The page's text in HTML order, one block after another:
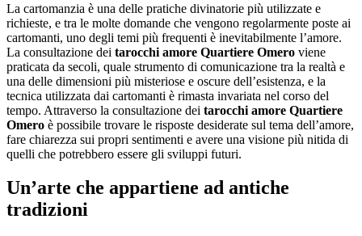
La cartomanzia è una delle pratiche divinatorie più utilizzate e
richieste, e tra le molte domande che vengono regolarmente poste ai
cartomanti, uno degli temi più frequenti è inevitabilmente l’amore.
La consultazione dei tarocchi amore Quartiere Omero viene
praticata da secoli, quale strumento di comunicazione tra la realtà e
una delle dimensioni più misteriose e oscure dell’esistenza, e la
tecnica utilizzata dai cartomanti è rimasta invariata nel corso del
tempo. Attraverso la consultazione dei tarocchi amore Quartiere
Omero è possibile trovare le risposte desiderate sul tema dell’amore,
fare chiarezza sui propri sentimenti e avere una visione più nitida di
quelli che potrebbero essere gli sviluppi futuri.
Un’arte che appartiene ad antiche
tradizioni